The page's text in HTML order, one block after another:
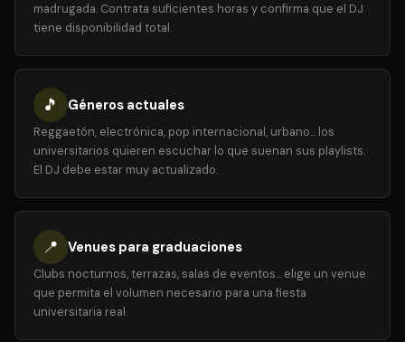
madrugada. Contrata suficientes horas y confirma que el DJ
tiene disponibilidad total.
🎵 Géneros actuales
Reggaetón, electrónica, pop internacional, urbano... los
universitarios quieren escuchar lo que suenan sus playlists.
El DJ debe estar muy actualizado.
📍 Venues para graduaciones
Clubs nocturnos, terrazas, salas de eventos... elige un venue
que permita el volumen necesario para una fiesta
universitaria real.